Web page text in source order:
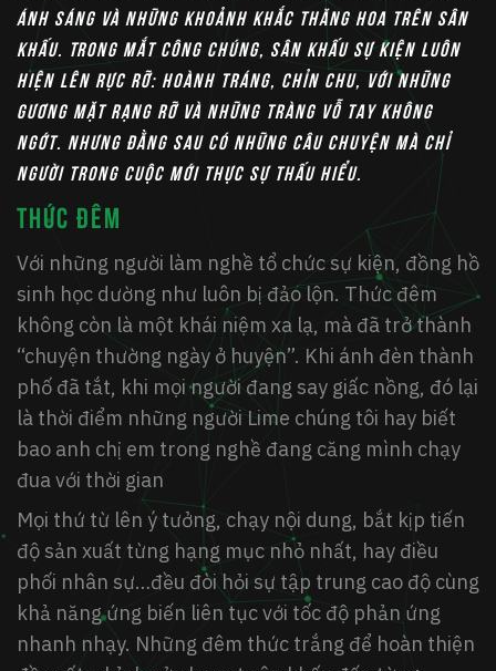
ánh sáng và những khoảnh khắc thăng hoa trên sân
khấu. Trong mắt công chúng, sân khấu sự kiện luôn
hiện lên rực rỡ: hoành tráng, chỉn chu, với những
gương mặt rạng rỡ và những tràng vỗ tay không
ngớt. Nhưng đằng sau có những câu chuyện mà chỉ
người trong cuộc mới thực sự thấu hiểu.
THỨC ĐÊM
Với những người làm nghề tổ chức sự kiện, đồng hồ
sinh học dường như luôn bị đảo lộn. Thức đêm
không còn là một khái niệm xa lạ, mà đã trở thành
“chuyện thường ngày ở huyện”. Khi ánh đèn thành
phố đã tắt, khi mọi người đang say giấc nồng, đó lại
là thời điểm những người Lime chúng tôi hay biết
bao anh chị em trong nghề đang căng mình chạy
đua với thời gian
Mọi thứ từ lên ý tưởng, chạy nội dung, bắt kịp tiến
độ sản xuất từng hạng mục nhỏ nhất, hay điều
phối nhân sự…đều đòi hỏi sự tập trung cao độ cùng
khả năng ứng biến liên tục với tốc độ phản ứng
nhanh nhạy. Những đêm thức trắng để hoàn thiện